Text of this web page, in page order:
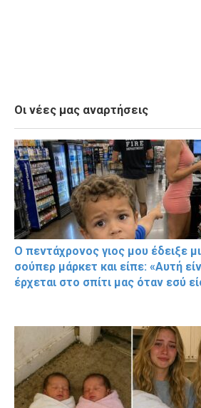
Οι νέες μας αναρτήσεις
Ο πεντάχρονος γιος μου έδειξε
σούπερ μάρκετ και είπε: «Αυτή
έρχεται στο σπίτι μας όταν εσύ